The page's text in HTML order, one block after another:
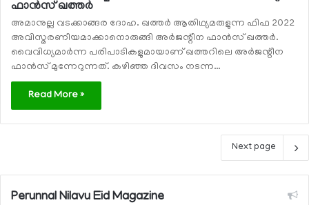
ഫാന്‍സ് ഖത്തര്‍
അമാനുല്ല വടക്കാങ്ങര ദോഹ. ഖത്തര്‍ ആതിഥ്യമരുളുന്ന ഫിഫ 2022
അവിസ്മരണീയമാക്കാനൊരുങ്ങി അര്‍ജന്റീന ഫാന്‍സ് ഖത്തര്‍.
വൈവിധ്യമാര്‍ന്ന പരിപാടികളുമായാണ് ഖത്തറിലെ അര്‍ജന്റീന
ഫാന്‍സ് മുന്നേറുന്നത്. കഴിഞ്ഞ ദിവസം നടന്ന…
Read More »
Next page
Perunnal Nilavu Eid Magazine